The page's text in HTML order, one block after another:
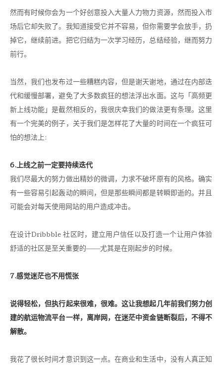
然而有时候你会为一个好创意投入大量人力物力资源，然而投入市
场后它却失败了。我知道接受它并不容易，但你需要学会放手，扔
掉它，继续前进。把它归结为一次学习经历，总结经验，继而努力
前行。
当然，我们也发布过一些糟糕内容，但是谢天谢地，通过在内部迭
代和缓慢部署，避免了大多数疯狂的想法浮出水面。这与「高频更
新上线功能」是截然相反的，我很庆幸我们的做法更有条理。这里
有一个完美的例子，关于我们是怎样花了大量的时间在一个疯狂可
怕的想法上:
6.上线之前一定要持续迭代
我们尽最大的努力做出精妙的微调，力求不破坏原有的风格。确实
有一些容易引起轰动的瞬间，但是那些瞬间都是转瞬即逝的。并且
可能会对每天使用网站的用户造成冲击。
在设计Dribbble 社区时，建立用户信任以及打造一个让用户体验
舒适的社区是至关重要的——尤其是在刚起步的时候。
7.感觉迷茫也不用慌张
说得轻松，但执行起来很难，很难。这让我想起几年前我们努力创
建的航运物流平台一样，离岸网，在迷茫中资金链断裂后，不得不
解散。
我花了很长时间才意识到这一点。在商业和生活中，没有人真正知